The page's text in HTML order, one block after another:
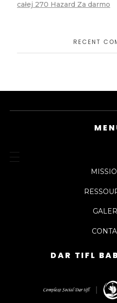
całej 270 Hazard Za darmo
RECENT
DAR TIFL